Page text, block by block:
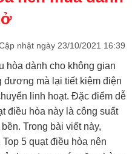
nhật ngày 23/10/2021 16:39
hòa dành cho không gian
đương mà lại tiết kiệm điện
linh hoạt. Đặc điểm dễ
điều hòa này là công suất
Trong bài viết này,
5 quạt điều hòa nên